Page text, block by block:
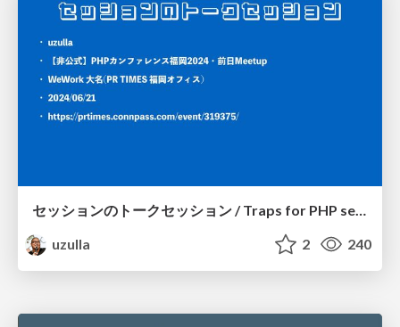
uzulla
2 240